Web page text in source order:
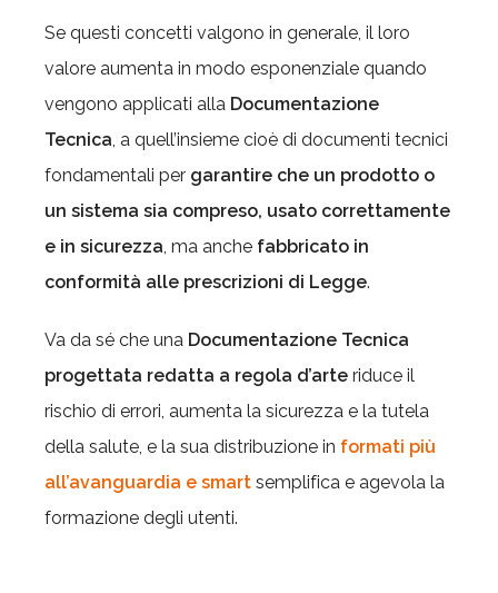
Se questi concetti valgono in generale, il loro
valore aumenta in modo esponenziale quando
vengono applicati alla Documentazione
Tecnica, a quell’insieme cioè di documenti tecnici
fondamentali per garantire che un prodotto o
un sistema sia compreso, usato correttamente
e in sicurezza, ma anche fabbricato in
conformità alle prescrizioni di Legge.
Va da sé che una Documentazione Tecnica
progettata redatta a regola d’arte riduce il
rischio di errori, aumenta la sicurezza e la tutela
della salute, e la sua distribuzione in formati più
all’avanguardia e smart semplifica e agevola la
formazione degli utenti.